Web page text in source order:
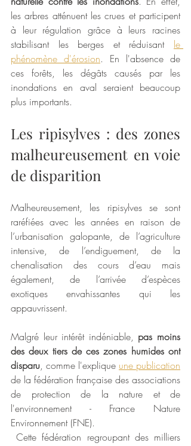
les arbres atténuent les crues et participent
à leur régulation grâce à leurs racines
stabilisant les berges et réduisant le
phénomène d'érosion. En l'absence de
ces forêts, les dégâts causés par les
inondations en aval seraient beaucoup
plus importants.
Les ripisylves : des zones
malheureusement en voie
de disparition
Malheureusement, les ripisylves se sont
raréfiées avec les années en raison de
l’urbanisation galopante, de l’agriculture
intensive, de l’endiguement, de la
chenalisation des cours d’eau mais
également, de l’arrivée d’espèces
exotiques envahissantes qui les
appauvrissent.
Malgré leur intérêt indéniable, pas moins
des deux tiers de ces zones humides ont
disparu, comme l'explique une publication
de la fédération française des associations
de protection de la nature et de
l'environnement - France Nature
Environnement (FNE).
Cette fédération regroupant des milliers